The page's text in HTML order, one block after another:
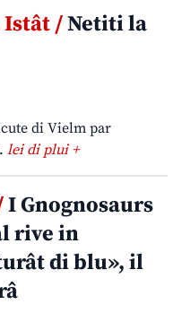
Istât /Netiti la
di Vielm par
lei di plui +
I Gnognosaurs
rive in
di blu», il